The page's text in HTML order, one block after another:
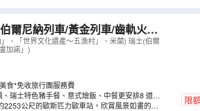
爾尼納列車/黃金列車/齒軌火車
、建築奇蹟比薩、傳統黑醋地
（LEMIS11MB
、「世界文化遺產～五漁村」、米蘭) 瑞士(伯爾
加諾」)
食*免收旅行團服務費
瑞士特色豬手餐、意式燴飯、中餐更安排8 道菜
公尺的歐斯匹力歐車站，欣賞風景如畫的絕
限